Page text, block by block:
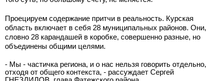
Проецируем содержание притчи в реальность. Курская
область включает в себя 28 муниципальных районов. Они,
словно 28 карандашей в коробке, совершенно разные, но
объединены общими целями.
- Мы - частичка региона, и о нас нельзя говорить отдельно,
отходя от общего контекста, - рассуждает Сергей